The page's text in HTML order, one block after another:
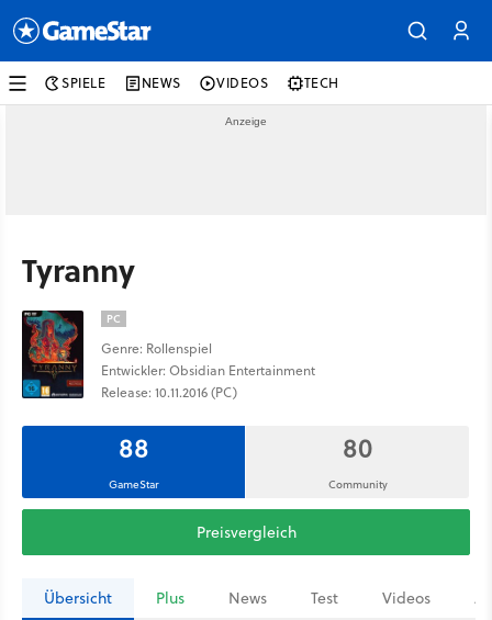
SPIELE NEWS VIDEOS TECH
Tyranny
PC
Genre: Rollenspiel
Entwickler: Obsidian Entertainment
Release: 10.11.2016 (PC)
88
GameStar
80
Community
Preisvergleich
Übersicht Plus News Test Videos